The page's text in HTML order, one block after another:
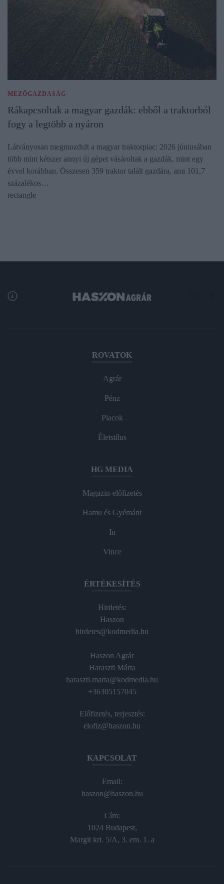
MEZŐGAZDASÁG
Rákapcsoltak a magyar gazdák: ebből a traktorból
fogy a legtöbb a nyáron
Látványosan megmozdult a magyar traktorpiac: 2026 júniusában
több mint kétszer annyi új gépet vásároltak a gazdák, mint egy
évvel korábban. Összesen 359 traktor talált gazdára, ami 101,7
százalékos…
rectangle
ROVATOK
Agrár
Pénz
Piacok
Életstílus
HG MEDIA
Magazin-előfizetés
Hamu és Gyémánt
In
Vince
ÉRTÉKESÍTÉS
Hirdetés:
Haszon
hirdetes@kodmedia.hu
Haszon Agrár
Haraszti Márta
haraszti.marta@kodmedia.hu
+36305157045
Előfizetés, terjesztés:
elofiz@haszon.hu
KAPCSOLAT
Email:
haszon@haszon.hu
Cím:
1024 Budapest,
Margit krt. 5/A, 3. em. 1. a